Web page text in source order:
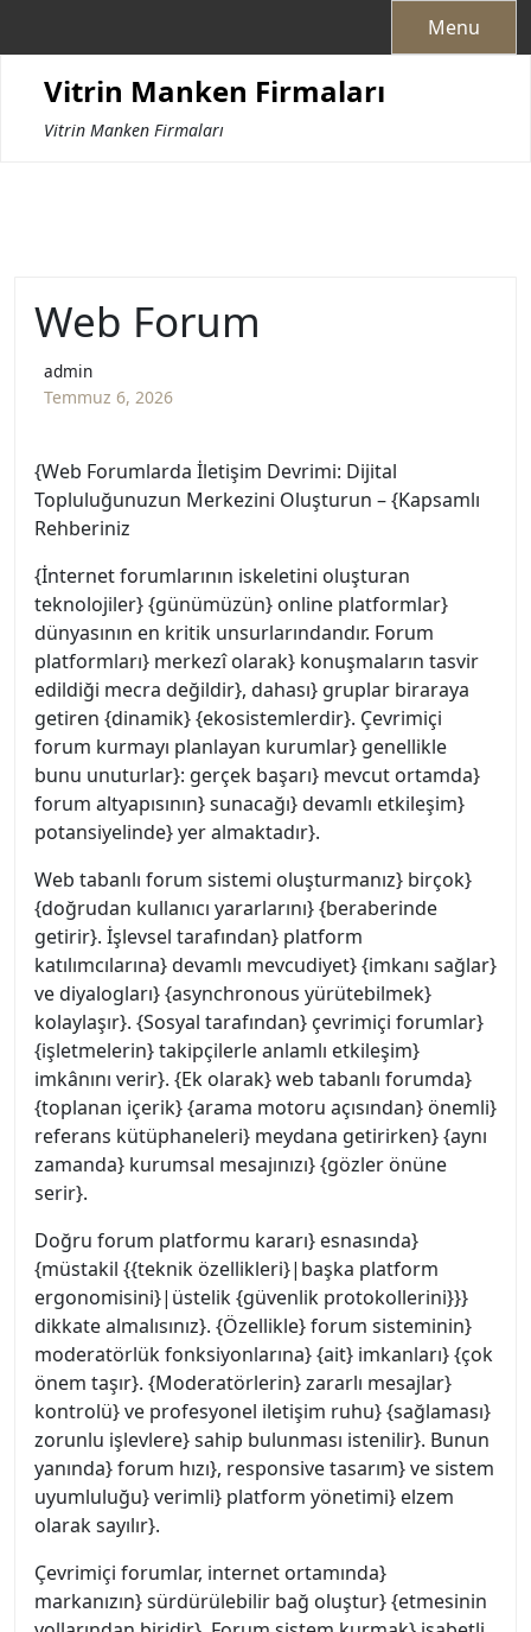
Menu
Vitrin Manken Firmaları
Vitrin Manken Firmaları
Web Forum
admin
Temmuz 6, 2026
{Web Forumlarda İletişim Devrimi: Dijital
Topluluğunuzun Merkezini Oluşturun – {Kapsamlı
Rehberiniz
{İnternet forumlarının iskeletini oluşturan
teknolojiler} {günümüzün} online platformlar}
dünyasının en kritik unsurlarındandır. Forum
platformları} merkezî olarak} konuşmaların tasvir
edildiği mecra değildir}, dahası} gruplar biraraya
getiren {dinamik} {ekosistemlerdir}. Çevrimiçi
forum kurmayı planlayan kurumlar} genellikle
bunu unuturlar}: gerçek başarı} mevcut ortamda}
forum altyapısının} sunacağı} devamlı etkileşim}
potansiyelinde} yer almaktadır}.
Web tabanlı forum sistemi oluşturmanız} birçok}
{doğrudan kullanıcı yararlarını} {beraberinde
getirir}. İşlevsel tarafından} platform
katılımcılarına} devamlı mevcudiyet} {imkanı sağlar}
ve diyalogları} {asynchronous yürütebilmek}
kolaylaşır}. {Sosyal tarafından} çevrimiçi forumlar}
{işletmelerin} takipçilerle anlamlı etkileşim}
imkânını verir}. {Ek olarak} web tabanlı forumda}
{toplanan içerik} {arama motoru açısından} önemli}
referans kütüphaneleri} meydana getirirken} {aynı
zamanda} kurumsal mesajınızı} {gözler önüne
serir}.
Doğru forum platformu kararı} esnasında}
{müstakil {{teknik özellikleri}|başka platform
ergonomisini}|üstelik {güvenlik protokollerini}}}
dikkate almalısınız}. {Özellikle} forum sisteminin}
moderatörlük fonksiyonlarına} {ait} imkanları} {çok
önem taşır}. {Moderatörlerin} zararlı mesajlar}
kontrolü} ve profesyonel iletişim ruhu} {sağlaması}
zorunlu işlevlere} sahip bulunması istenilir}. Bunun
yanında} forum hızı}, responsive tasarım} ve sistem
uyumluluğu} verimli} platform yönetimi} elzem
olarak sayılır}.
Çevrimiçi forumlar, internet ortamında}
markanızın} sürdürülebilir bağ oluştur} {etmesinin